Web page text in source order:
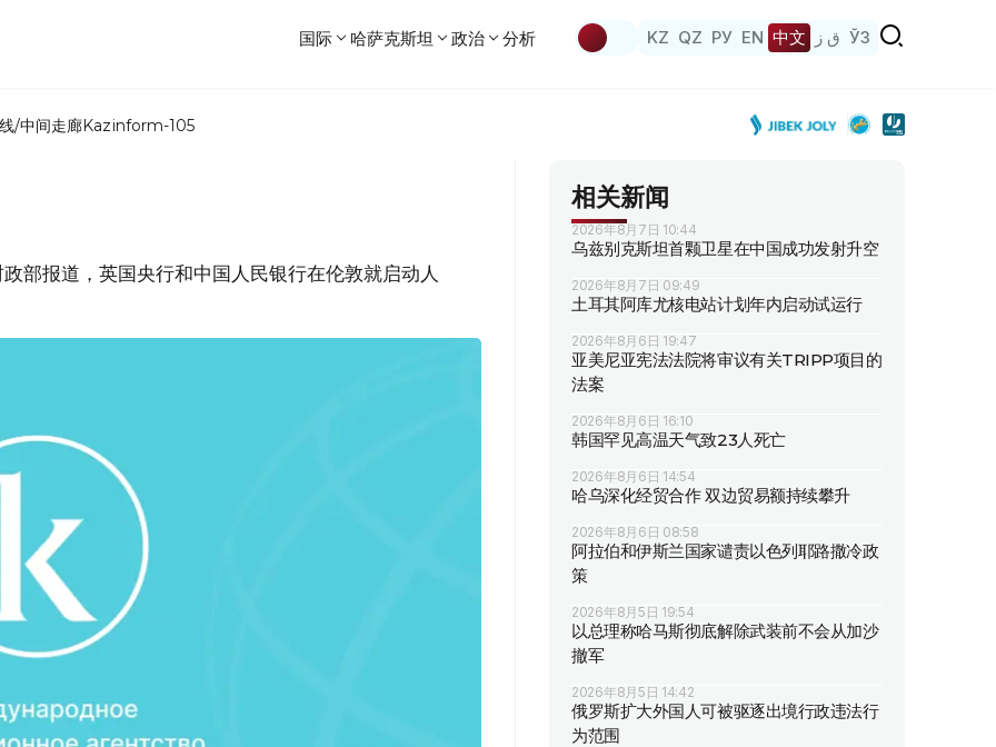
国际 哈萨克斯坦 政治 分析 KZ QZ РУ EN 中文 ق ز ЎЗ
/中间走廊Kazinform-105
部报道，英国央行和中国人民银行在伦敦就启动人
相关新闻
2026年8月7日 10:44
乌兹别克斯坦首颗卫星在中国成功发射升空
2026年8月7日 09:49
土耳其阿库尤核电站计划年内启动试运行
2026年8月6日 19:47
亚美尼亚宪法法院将审议有关TRIPP项目的
法案
2026年8月6日 16:10
韩国罕见高温天气致23人死亡
2026年8月6日 14:54
哈乌深化经贸合作 双边贸易额持续攀升
2026年8月6日 08:58
阿拉伯和伊斯兰国家谴责以色列耶路撒冷政
策
2026年8月5日 19:54
以总理称哈马斯彻底解除武装前不会从加沙
撤军
2026年8月5日 14:42
俄罗斯扩大外国人可被驱逐出境行政违法行
为范围